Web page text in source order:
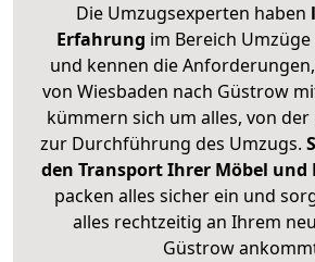
Die Umzugsexperten haben
Erfahrung im Bereich
und kennen die
von Wiesbaden nach Güstrow
kümmern sich um alles, von
zur Durchführung des Umzugs.
den Transport Ihrer Möbel und
packen alles sicher ein und
alles rechtzeitig an Ihrem
Güstrow